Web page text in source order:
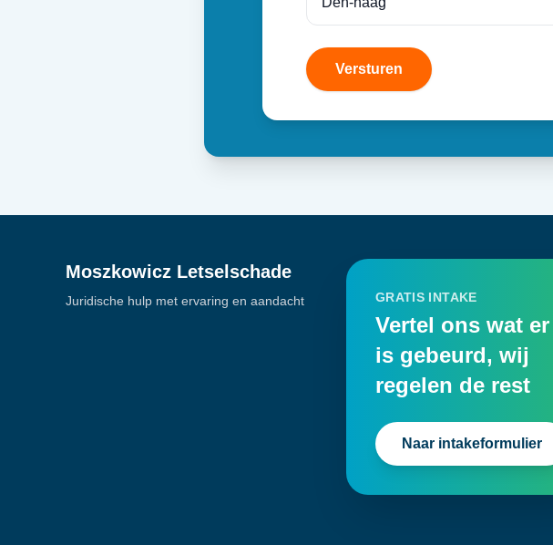
Versturen
Moszkowicz Letselschade
Juridische hulp met ervaring en aandacht GRATIS INTAKE
Vertel ons wat er
is gebeurd, wij
regelen de rest
Naar intakeformulier